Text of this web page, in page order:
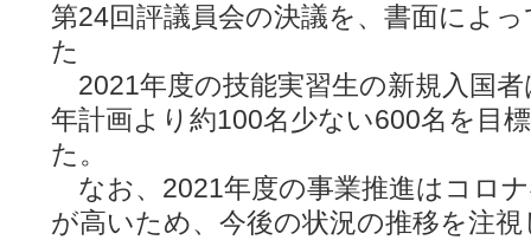
第24回評議員会の決議を、書面によ
た
2021年度の技能実習生の新規入国
年計画より約100名少ない600名を目
た。
なお、2021年度の事業推進はコロ
が高いため、今後の状況の推移を注